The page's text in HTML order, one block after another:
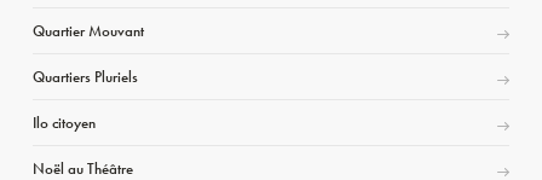
Quartier Mouvant
Quartiers Pluriels
Ilo citoyen
Noël au Théâtre